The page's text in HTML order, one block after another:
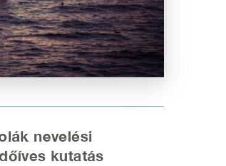
nevelési
kutatás